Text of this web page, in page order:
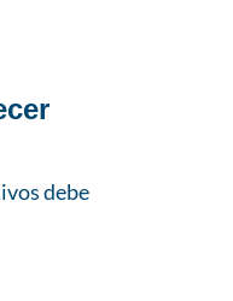
debe